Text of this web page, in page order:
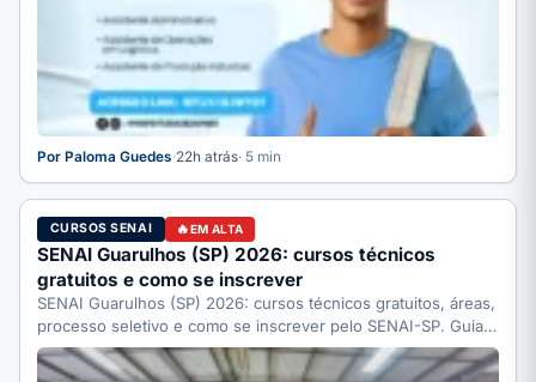
Por Paloma Guedes·22h atrás· 5 min
CURSOS SENAI EM ALTA
SENAI Guarulhos (SP) 2026: cursos técnicos
gratuitos e como se inscrever
SENAI Guarulhos (SP) 2026: cursos técnicos gratuitos, áreas,
processo seletivo e como se inscrever pelo SENAI-SP. Guia
completo.